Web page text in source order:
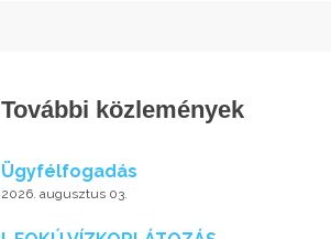
További közlemények
Ügyfélfogadás
2026. augusztus 03.